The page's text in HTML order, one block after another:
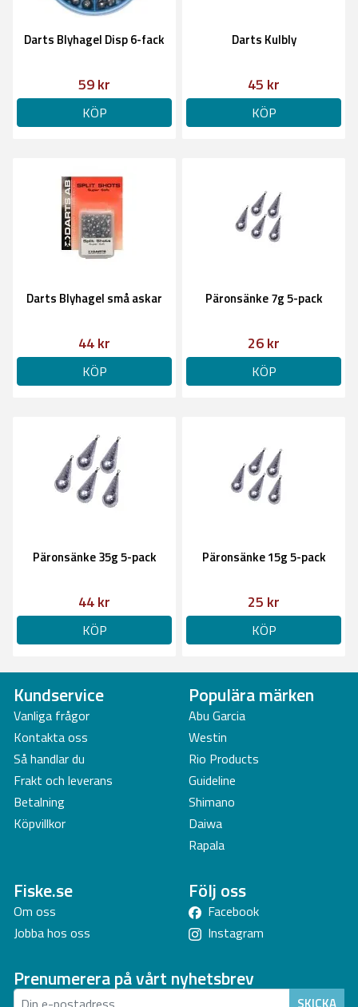
Darts Blyhagel Disp 6-fack
59 kr
KÖP
Darts Kulbly
45 kr
KÖP
Darts Blyhagel små askar
44 kr
KÖP
Päronsänke 7g 5-pack
26 kr
KÖP
Päronsänke 35g 5-pack
44 kr
KÖP
Päronsänke 15g 5-pack
25 kr
KÖP
Kundservice
Vanliga frågor
Kontakta oss
Så handlar du
Frakt och leverans
Betalning
Köpvillkor
Populära märken
Abu Garcia
Westin
Rio Products
Guideline
Shimano
Daiwa
Rapala
Fiske.se
Om oss
Jobba hos oss
Följ oss
Facebook
Instagram
Prenumerera på vårt nyhetsbrev